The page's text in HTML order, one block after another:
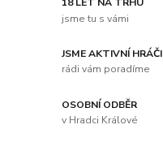
jsme tu s vámi
JSME AKTIVNÍ HRÁČI
rádi vám poradíme
OSOBNÍ ODBĚR
v Hradci Králové